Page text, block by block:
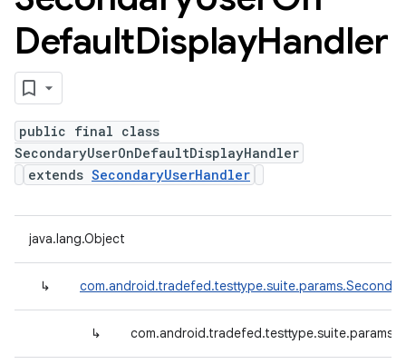
DefaultDisplayHandler
public final class
SecondaryUserOnDefaultDisplayHandler
extends SecondaryUserHandler
java.lang.Object
↳
↳